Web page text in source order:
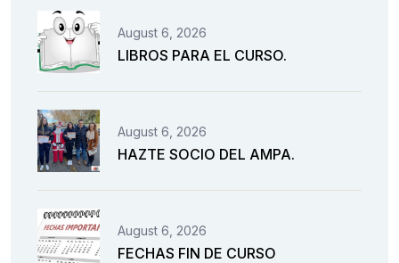
August 6, 2026
LIBROS PARA EL CURSO.
August 6, 2026
HAZTE SOCIO DEL AMPA.
August 6, 2026
FECHAS FIN DE CURSO